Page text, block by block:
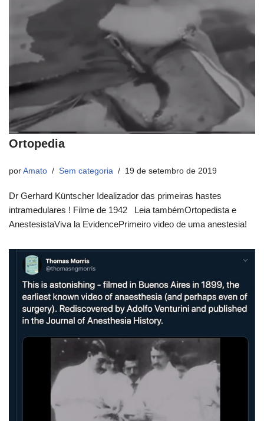
Ortopedia
por Amato Sem categoria 19 de setembro de 2019
Dr Gerhard Küntscher Idealizador das primeiras hastes
intramedulares ! Filme de 1942 Leia tambémOrtopedista e
AnestesistaViva la EvidencePrimeiro video de uma anestesia!